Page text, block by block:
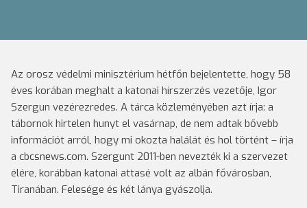
Az orosz védelmi minisztérium hétfőn bejelentette, hogy 58
éves korában meghalt a katonai hírszerzés vezetője, Igor
Szergun vezérezredes. A tárca közleményében azt írja: a
tábornok hirtelen hunyt el vasárnap, de nem adtak bővebb
információt arról, hogy mi okozta halálát és hol történt – írja
a cbcsnews.com. Szergunt 2011-ben nevezték ki a szervezet
élére, korábban katonai attasé volt az albán fővárosban,
Tiranában. Felesége és két lánya gyászolja.